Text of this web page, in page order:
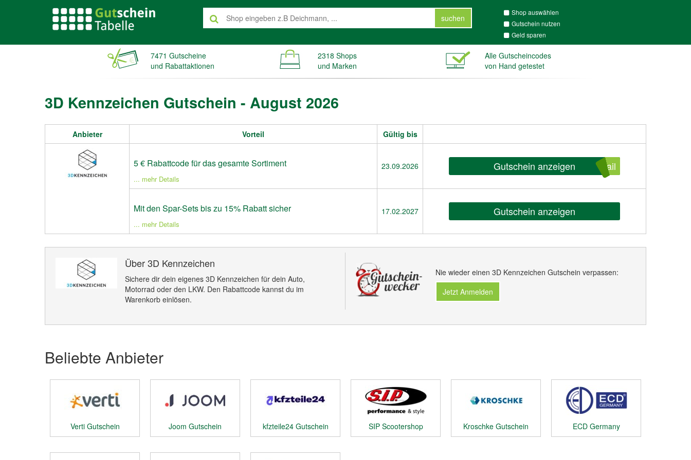
suchen
Shop auswählen
Gutschein nutzen
Geld sparen
7471 Gutscheine
und Rabattaktionen
2318 Shops
und Marken
Alle Gutscheincodes
von Hand getestet
3D Kennzeichen Gutschein - August 2026
Anbieter Vorteil Gültig bis
5 € Rabattcode für das gesamte Sortiment
... mehr Details
23.09.2026 Gutschein anzeigen ail
Mit den Spar-Sets bis zu 15% Rabatt sicher
... mehr Details
17.02.2027 Gutschein anzeigen
Über 3D Kennzeichen
Sichere dir dein eigenes 3D Kennzeichen für dein Auto,
Motorrad oder den LKW. Den Rabattcode kannst du im
Warenkorb einlösen.
Nie wieder einen 3D Kennzeichen Gutschein verpassen:
Jetzt Anmelden
Beliebte Anbieter
Verti Gutschein Joom Gutschein kfzteile24 Gutschein
SIP Scootershop
Gutschein
Kroschke Gutschein
ECD Germany
Gutschein